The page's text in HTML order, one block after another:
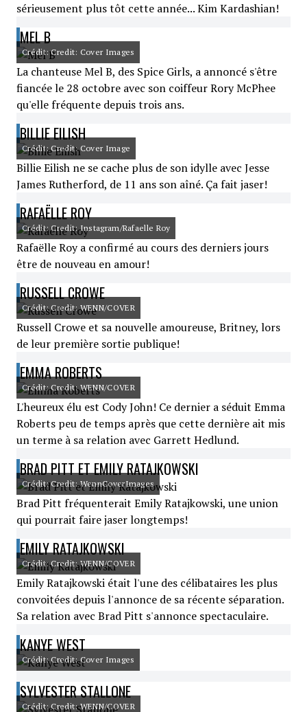
sérieusement plus tôt cette année... Kim Kardashian!
MEL B
Crédit: Credit: Cover Images
La chanteuse Mel B, des Spice Girls, a annoncé s'être
fiancée le 28 octobre avec son coiffeur Rory McPhee
qu'elle fréquente depuis trois ans.
BILLIE EILISH
Crédit: Credit: Cover Image
Billie Eilish ne se cache plus de son idylle avec Jesse
James Rutherford, de 11 ans son aîné. Ça fait jaser!
RAFAËLLE ROY
Crédit: Credit: Instagram/Rafaelle Roy
Rafaëlle Roy a confirmé au cours des derniers jours
être de nouveau en amour!
RUSSELL CROWE
Crédit: Credit: WENN/COVER
Russell Crowe et sa nouvelle amoureuse, Britney, lors
de leur première sortie publique!
EMMA ROBERTS
Crédit: Credit: WENN/COVER
L'heureux élu est Cody John! Ce dernier a séduit Emma
Roberts peu de temps après que cette dernière ait mis
un terme à sa relation avec Garrett Hedlund.
BRAD PITT ET EMILY RATAJKOWSKI
Crédit: Credit: WennCoverImages
Brad Pitt fréquenterait Emily Ratajkowski, une union
qui pourrait faire jaser longtemps!
EMILY RATAJKOWSKI
Crédit: Credit: WENN/COVER
Emily Ratajkowski était l'une des célibataires les plus
convoitées depuis l'annonce de sa récente séparation.
Sa relation avec Brad Pitt s'annonce spectaculaire.
KANYE WEST
Crédit: Credit: Cover Images
SYLVESTER STALLONE
Crédit: Credit: WENN/COVER